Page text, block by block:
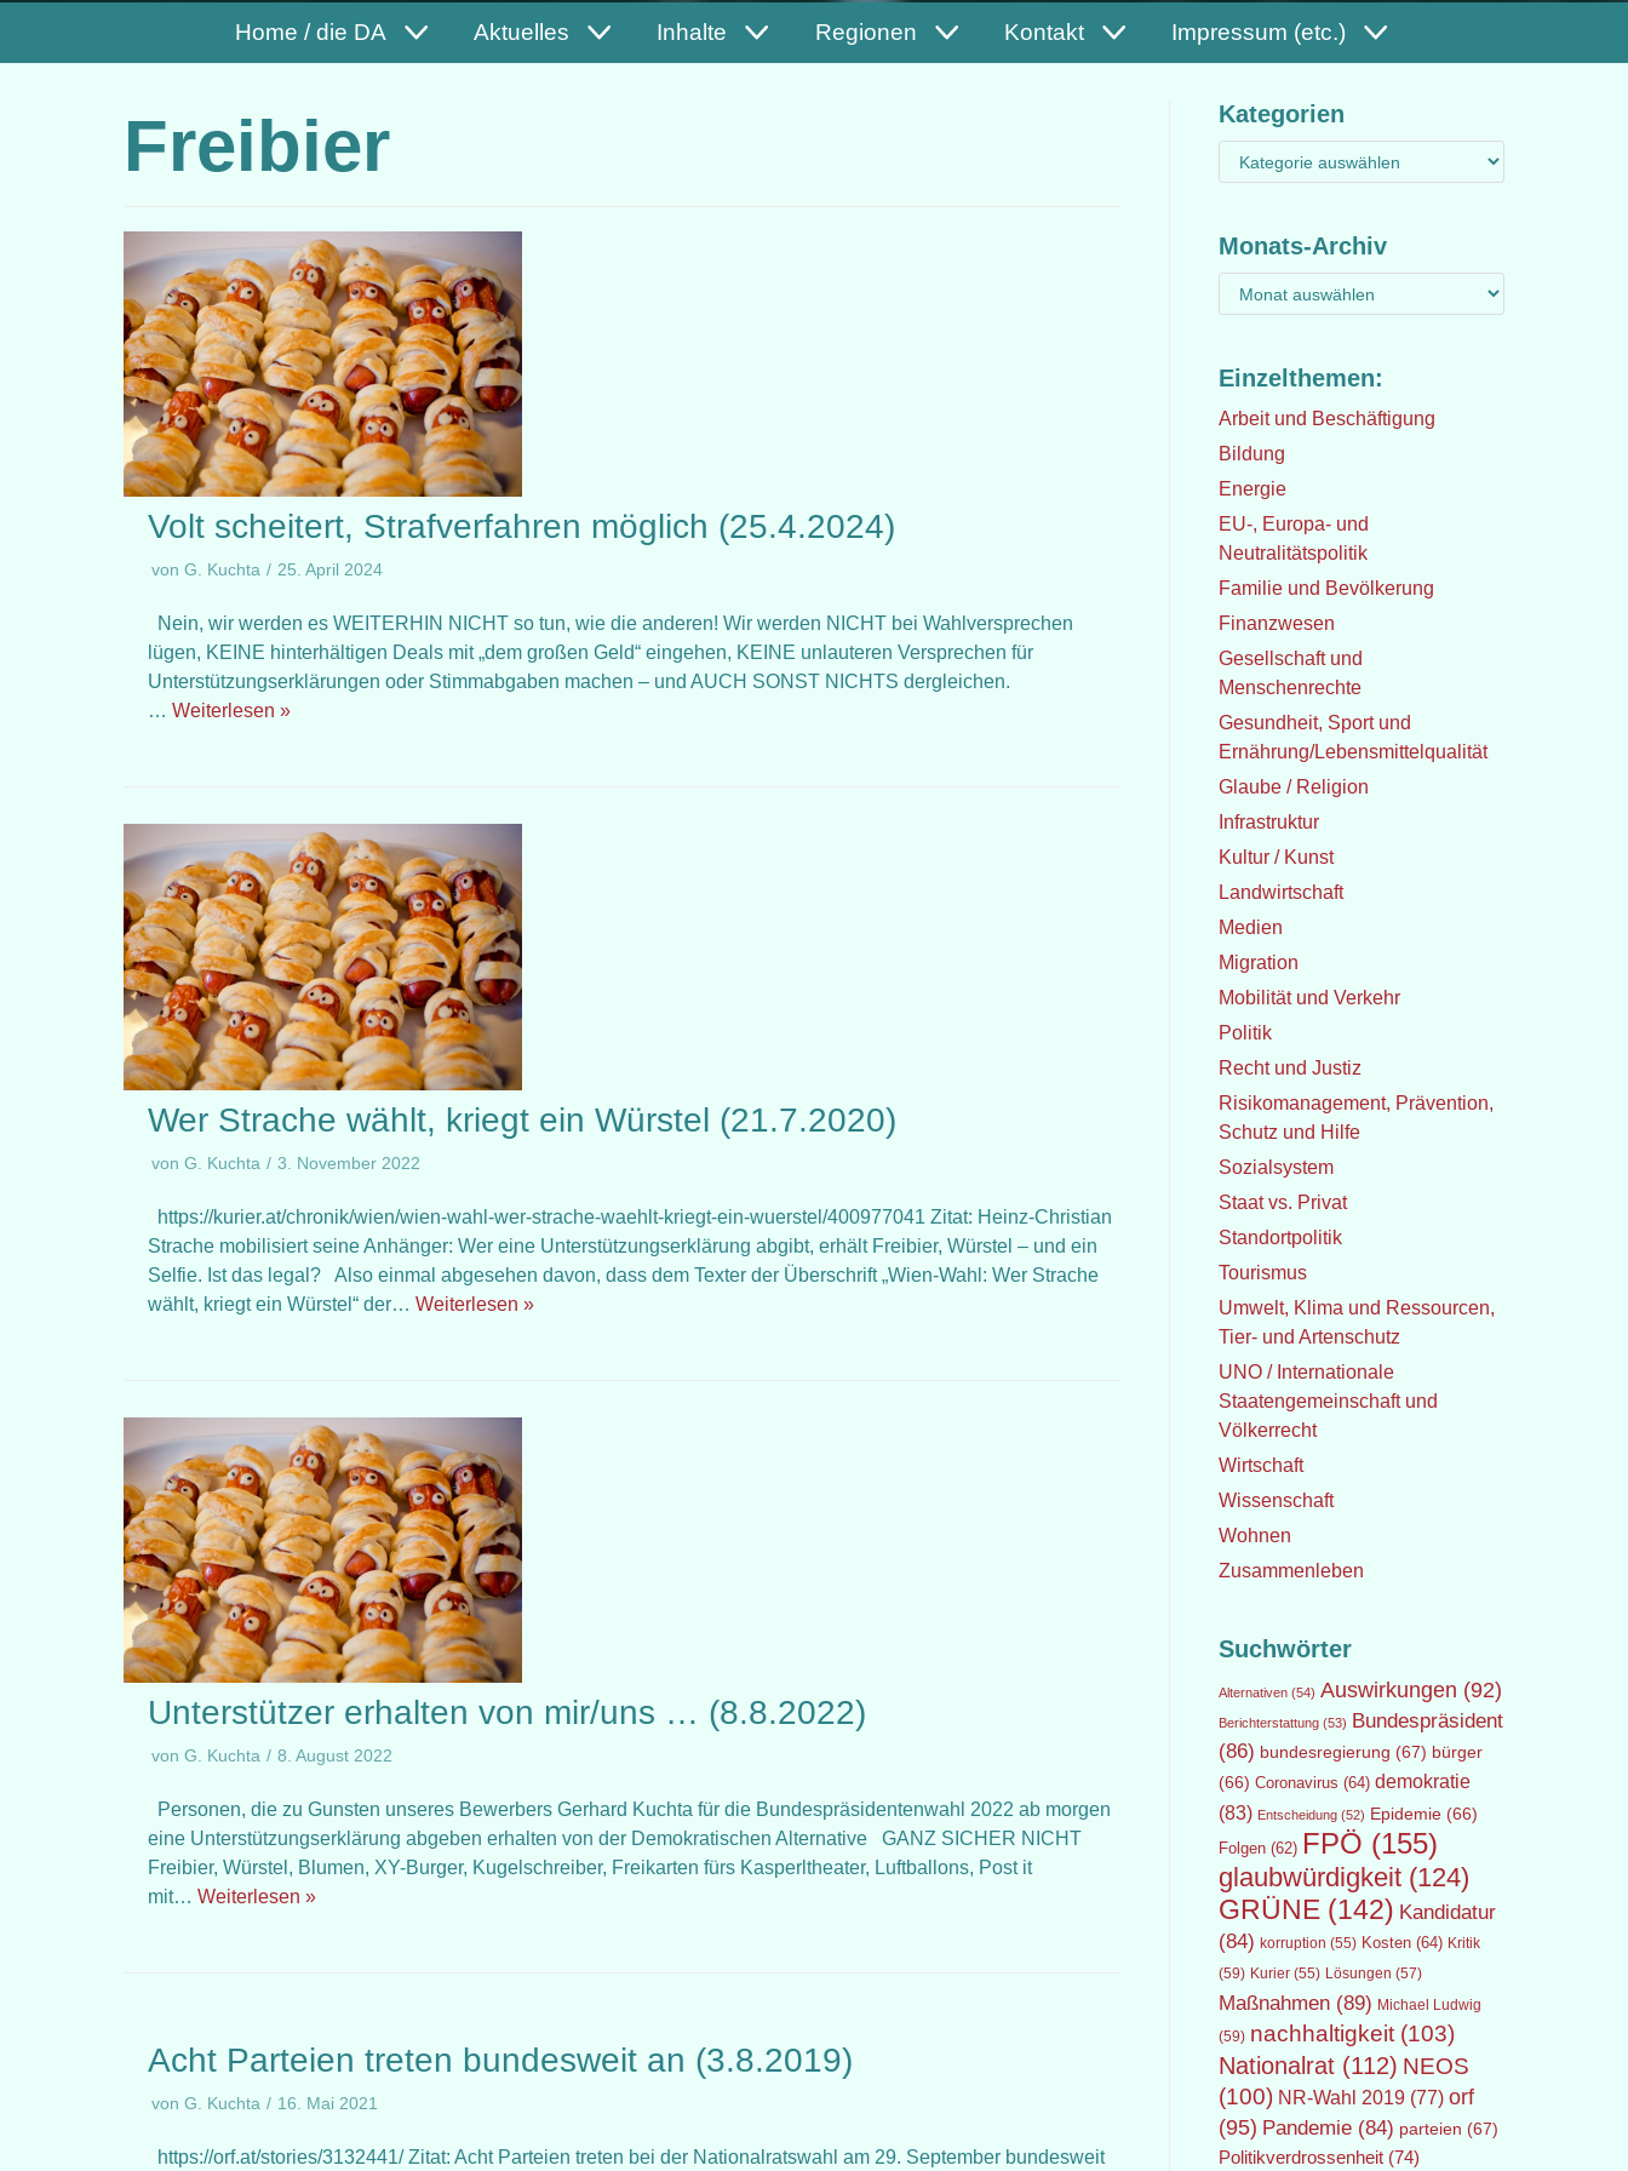
Home / die DA Aktuelles Inhalte Regionen Kontakt Impressum (etc.)
Freibier
Volt scheitert, Strafverfahren möglich (25.4.2024)
von G. Kuchta 25. April 2024
Nein, wir werden es WEITERHIN NICHT so tun, wie die anderen! Wir werden NICHT bei Wahlversprechen
lügen, KEINE hinterhältigen Deals mit „dem großen Geld“ eingehen, KEINE unlauteren Versprechen für
Unterstützungserklärungen oder Stimmabgaben machen – und AUCH SONST NICHTS dergleichen.
… Weiterlesen »
Wer Strache wählt, kriegt ein Würstel (21.7.2020)
von G. Kuchta 3. November 2022
https://kurier.at/chronik/wien/wien-wahl-wer-strache-waehlt-kriegt-ein-wuerstel/400977041 Zitat: Heinz-Christian
Strache mobilisiert seine Anhänger: Wer eine Unterstützungserklärung abgibt, erhält Freibier, Würstel – und ein
Selfie. Ist das legal? Also einmal abgesehen davon, dass dem Texter der Überschrift „Wien-Wahl: Wer Strache
wählt, kriegt ein Würstel“ der… Weiterlesen »
Unterstützer erhalten von mir/uns … (8.8.2022)
von G. Kuchta 8. August 2022
Personen, die zu Gunsten unseres Bewerbers Gerhard Kuchta für die Bundespräsidentenwahl 2022 ab morgen
eine Unterstützungserklärung abgeben erhalten von der Demokratischen Alternative GANZ SICHER NICHT
Freibier, Würstel, Blumen, XY-Burger, Kugelschreiber, Freikarten fürs Kasperltheater, Luftballons, Post it
mit… Weiterlesen »
Acht Parteien treten bundesweit an (3.8.2019)
von G. Kuchta 16. Mai 2021
https://orf.at/stories/3132441/ Zitat: Acht Parteien treten bei der Nationalratswahl am 29. September bundesweit
Kategorien
Monats-Archiv
Einzelthemen:
Arbeit und Beschäftigung
Bildung
Energie
EU-, Europa- und
Neutralitätspolitik
Familie und Bevölkerung
Finanzwesen
Gesellschaft und
Menschenrechte
Gesundheit, Sport und
Ernährung/Lebensmittelqualität
Glaube / Religion
Infrastruktur
Kultur / Kunst
Landwirtschaft
Medien
Migration
Mobilität und Verkehr
Politik
Recht und Justiz
Risikomanagement, Prävention,
Schutz und Hilfe
Sozialsystem
Staat vs. Privat
Standortpolitik
Tourismus
Umwelt, Klima und Ressourcen,
Tier- und Artenschutz
UNO / Internationale
Staatengemeinschaft und
Völkerrecht
Wirtschaft
Wissenschaft
Wohnen
Zusammenleben
Suchwörter
Alternativen(54) Auswirkungen (92)
Berichterstattung(53) Bundespräsident
(86) bundesregierung (67) bürger
(66) Coronavirus (64) demokratie
(83) Entscheidung(52) Epidemie(66)
Folgen(62) FPÖ (155)
glaubwürdigkeit(124)
GRÜNE(142) Kandidatur
(84) korruption (55) Kosten(64) Kritik
(59) Kurier(55) Lösungen (57)
Maßnahmen(89) Michael Ludwig
(59) nachhaltigkeit(103)
Nationalrat(112) NEOS
(100) NR-Wahl 2019(77) orf
(95) Pandemie(84) parteien (67)
Politikverdrossenheit(74)